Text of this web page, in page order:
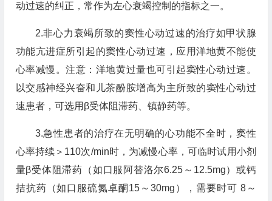
动过速的纠正，常作为左心衰竭控制的指标之一。
2.非心力衰竭所致的窦性心动过速的治疗如甲状腺
功能亢进症所引起的窦性心动过速，应用洋地黄不能使
心率减慢。注意：洋地黄过量也可引起窦性心动过速。
以交感神经兴奋和儿茶酚胺增高为主所致的窦性心动过
速患者，可选用β受体阻滞药、镇静药等。
3.急性患者的治疗在无明确的心功能不全时，窦性
心率持续＞110次/min时，为减慢心率，可临时试用小剂
量β受体阻滞药（如口服阿替洛尔6.25～12.5mg）或钙
拮抗药（如口服硫氮卓酮15～30mg），需要时可 8～